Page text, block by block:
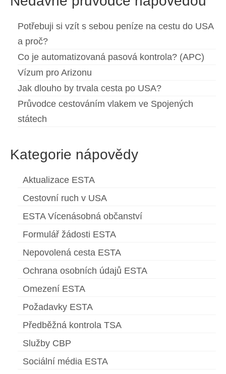
Potřebuji si vzít s sebou peníze na cestu do USA
a proč?
Co je automatizovaná pasová kontrola? (APC)
Vízum pro Arizonu
Jak dlouho by trvala cesta po USA?
Průvodce cestováním vlakem ve Spojených
státech
Kategorie nápovědy
Aktualizace ESTA
Cestovní ruch v USA
ESTA Vícenásobná občanství
Formulář žádosti ESTA
Nepovolená cesta ESTA
Ochrana osobních údajů ESTA
Omezení ESTA
Požadavky ESTA
Předběžná kontrola TSA
Služby CBP
Sociální média ESTA